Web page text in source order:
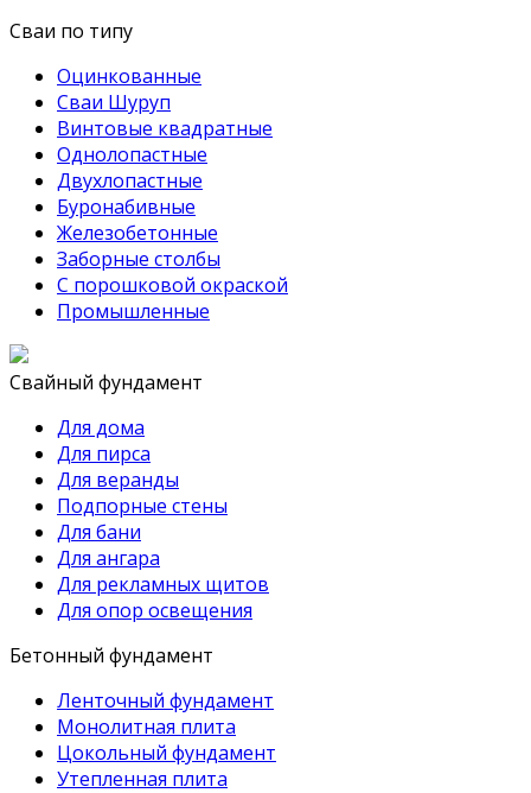
Сваи по типу
Оцинкованные
Сваи Шуруп
Винтовые квадратные
Однолопастные
Двухлопастные
Буронабивные
Железобетонные
Заборные столбы
С порошковой окраской
Промышленные
Свайный фундамент
Для дома
Для пирса
Для веранды
Подпорные стены
Для бани
Для ангара
Для рекламных щитов
Для опор освещения
Бетонный фундамент
Ленточный фундамент
Монолитная плита
Цокольный фундамент
Утепленная плита